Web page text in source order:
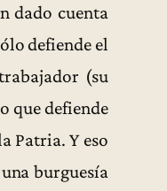
dado cuenta
defiende el
(su
que defiende
Patria. Y eso
burguesía